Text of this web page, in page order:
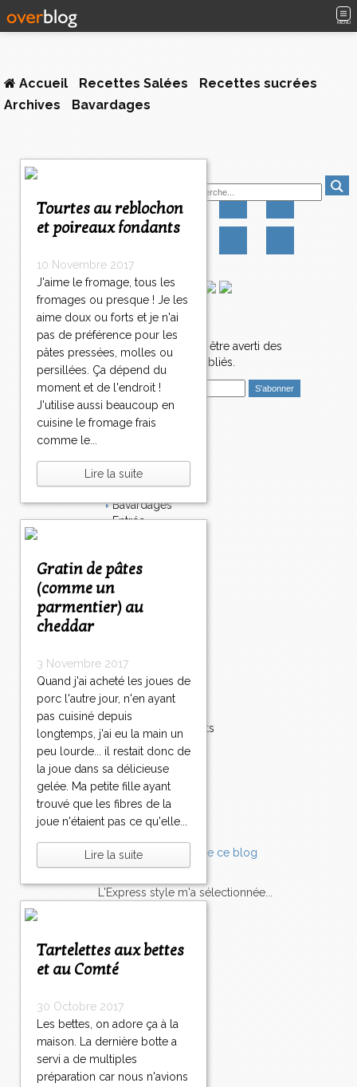
MENU
Accueil Recettes Salées
Recettes sucrées
Archives
Bavardages
Tourtes au reblochon
et poireaux fondants
10 Novembre 2017
J'aime le fromage, tous les
fromages ou presque ! Je les
aime doux ou forts et je n'ai
pas de préférence pour les
pâtes pressées, molles ou
persillées. Ça dépend du
moment et de l'endroit !
J'utilise aussi beaucoup en
cuisine le fromage frais
comme le...
Lire la suite
Gratin de pâtes
(comme un
parmentier) au
cheddar
3 Novembre 2017
Quand j'ai acheté les joues de
porc l'autre jour, n'en ayant
pas cuisiné depuis
longtemps, j'ai eu la main un
peu lourde... il restait donc de
la joue dans sa délicieuse
gelée. Ma petite fille ayant
trouvé que les fibres de la
joue n'étaient pas ce qu'elle...
Lire la suite
Tartelettes aux bettes
et au Comté
30 Octobre 2017
Les bettes, on adore ça à la
maison. La dernière botte a
servi a de multiples
préparation car nous n'avions
Newsletter
Abonnez-vous pour être averti des
nouveaux articles publiés.
E
m
Catégories
Dessert
Plat
Bavardages
Entrée
Apéritif
Fromage
Italie
Viande
Fruits
Soupe
Fêtes
Poisson
Accompagnements
Champignons
Pâtes
Tomates
Balade
L'Express style m'a sélectionnée...
lexpress.fr/Styles
articles récents
<
<
2
9